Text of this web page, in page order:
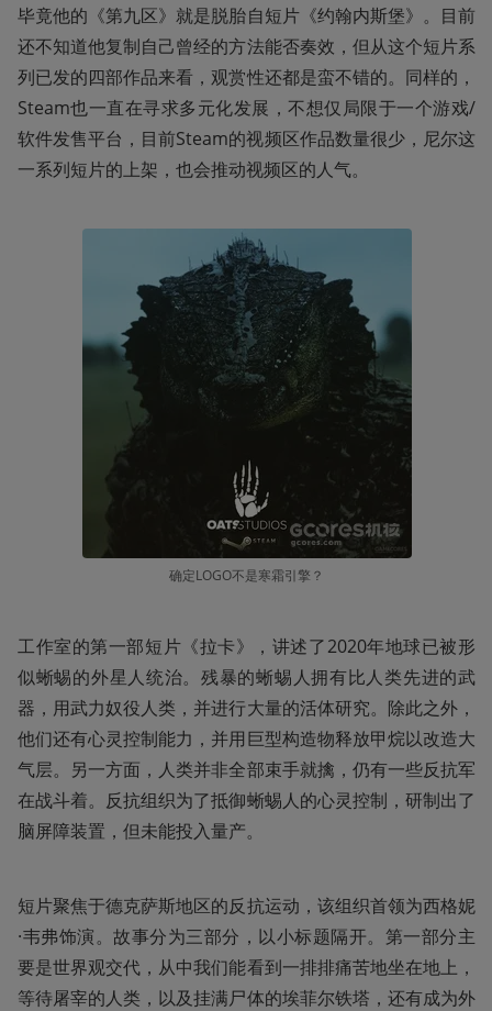
毕竟他的《第九区》就是脱胎自短片《约翰内斯堡》。目前
还不知道他复制自己曾经的方法能否奏效，但从这个短片系
列已发的四部作品来看，观赏性还都是蛮不错的。同样的，
Steam也一直在寻求多元化发展，不想仅局限于一个游戏/
软件发售平台，目前Steam的视频区作品数量很少，尼尔这
一系列短片的上架，也会推动视频区的人气。
确定LOGO不是寒霜引擎？
工作室的第一部短片《拉卡》，讲述了2020年地球已被形
似蜥蜴的外星人统治。残暴的蜥蜴人拥有比人类先进的武
器，用武力奴役人类，并进行大量的活体研究。除此之外，
他们还有心灵控制能力，并用巨型构造物释放甲烷以改造大
气层。另一方面，人类并非全部束手就擒，仍有一些反抗军
在战斗着。反抗组织为了抵御蜥蜴人的心灵控制，研制出了
脑屏障装置，但未能投入量产。
短片聚焦于德克萨斯地区的反抗运动，该组织首领为西格妮
·韦弗饰演。故事分为三部分，以小标题隔开。第一部分主
要是世界观交代，从中我们能看到一排排痛苦地坐在地上，
等待屠宰的人类，以及挂满尸体的埃菲尔铁塔，还有成为外